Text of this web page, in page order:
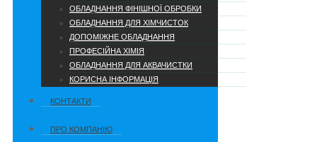
ОБЛАДНАННЯ ФІНІШНОЇ ОБРОБКИ
ОБЛАДНАННЯ ДЛЯ ХІМЧИСТОК
ДОПОМІЖНЕ ОБЛАДНАННЯ
ПРОФЕСІЙНА ХІМІЯ
ОБЛАДНАННЯ ДЛЯ АКВАЧИСТКИ
КОРИСНА ІНФОРМАЦІЯ
КОНТАКТИ
ПРО КОМПАНІЮ